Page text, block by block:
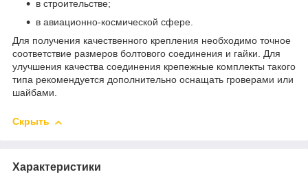
в строительстве;
в авиационно-космической сфере.
Для получения качественного крепления необходимо точное
соответствие размеров болтового соединения и гайки. Для
улучшения качества соединения крепежные комплекты такого
типа рекомендуется дополнительно оснащать гроверами или
шайбами.
Скрыть
Характеристики